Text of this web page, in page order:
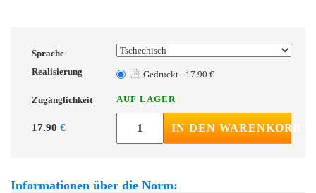
Sprache
Realisierung
Gedruckt - 17.90 €
Zugänglichkeit AUF LAGER
17.90 € IN DEN WARENKORB
Informationen über die Norm: